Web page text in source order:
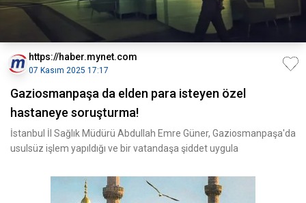
https://haber.mynet.com
07 Kasım 2025 17:17
Gaziosmanpaşa da elden para isteyen özel
hastaneye soruşturma!
İstanbul İl Sağlık Müdürü Abdullah Emre Güner, Gaziosmanpaşa'da
usulsüz işlem yapıldığı ve bir vatandaşa şiddet uygula